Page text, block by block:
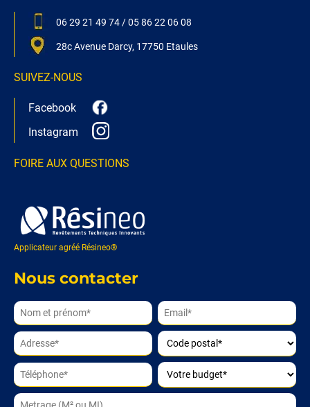
06 29 21 49 74 /05 86 22 06 08
28c Avenue Darcy, 17750 Etaules
SUIVEZ-NOUS
Facebook
Instagram
FOIRE AUX QUESTIONS
Applicateur agréé Résineo®
Nous contacter